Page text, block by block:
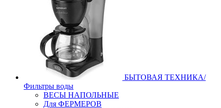
БЫТОВАЯ ТЕХНИКА/
Фильтры воды
ВЕСЫ НАПОЛЬНЫЕ
Для ФЕРМЕРОВ